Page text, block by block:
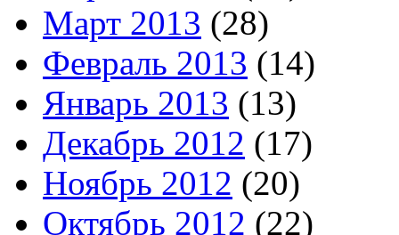
Март 2013 (28)
Февраль 2013 (14)
Январь 2013 (13)
Декабрь 2012 (17)
Ноябрь 2012 (20)
Октябрь 2012 (22)